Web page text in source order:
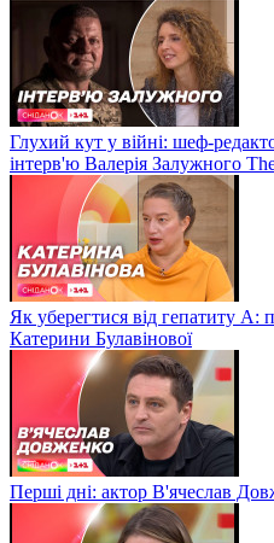
Глухий кут у війні: шеф-
інтерв'ю Валерія Залужного
Як уберегтися від гепатиту А:
Катерини Булавінової
Перші дні: актор В'ячеслав